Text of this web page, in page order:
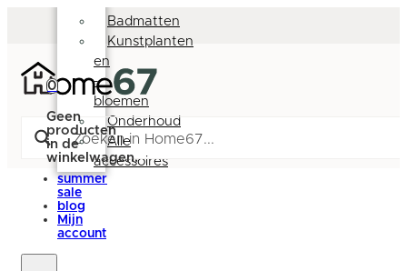
0
Geen
producten
in de
winkelwagen.
Badmatten
Kunstplanten
en
-
bloemen
Onderhoud
Alle
accessoires
summer
sale
blog
Mijn
account